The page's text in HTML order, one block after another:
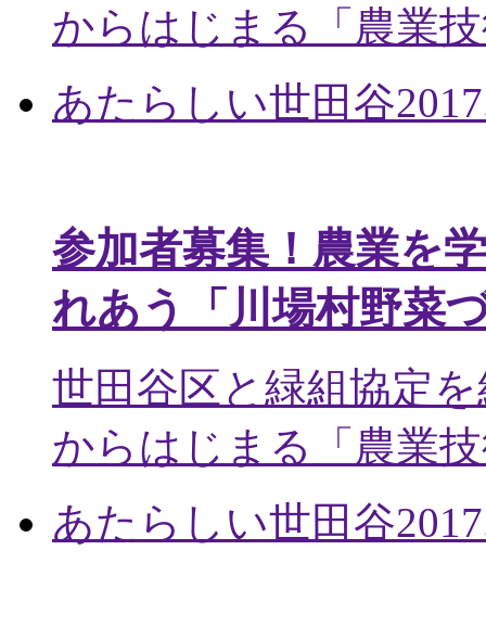
からはじまる「農業
あたらしい世田谷
参加者募集！農業を
れあう「川場村野菜
世田谷区と緑組協定
からはじまる「農業
あたらしい世田谷